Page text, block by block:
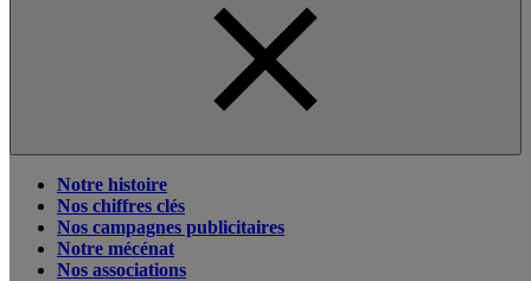
Notre histoire
Nos chiffres clés
Nos campagnes publicitaires
Notre mécénat
Nos associations